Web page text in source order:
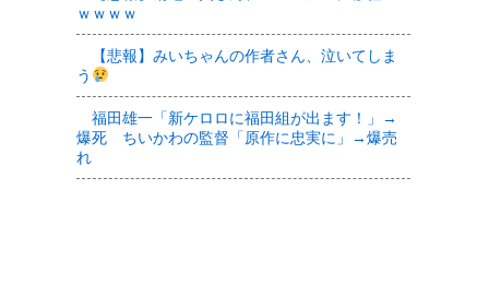
ｗｗｗｗ
【悲報】みいちゃんの作者さん、泣いてしま
う
福田雄一「新ケロロに福田組が出ます！」→
爆死 ちいかわの監督「原作に忠実に」→爆売
れ